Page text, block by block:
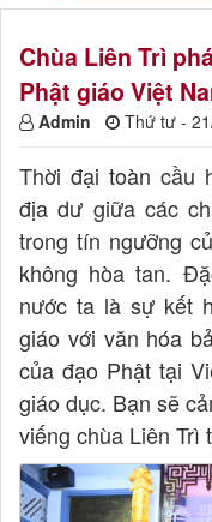
Chùa Liên Trì
Phật giáo Việt
Admin Thứ tư -
Thời đại toàn cầu
địa dư giữa các
trong tín ngưỡng
không hòa tan.
nước ta là sự kết
giáo với văn hóa
của đạo Phật tại
giáo dục. Bạn sẽ
viếng chùa Liên Trì